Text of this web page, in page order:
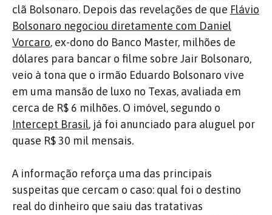
clã Bolsonaro. Depois das revelações de que Flávio
Bolsonaro negociou diretamente com Daniel
Vorcaro, ex-dono do Banco Master, milhões de
dólares para bancar o filme sobre Jair Bolsonaro,
veio à tona que o irmão Eduardo Bolsonaro vive
em uma mansão de luxo no Texas, avaliada em
cerca de R$ 6 milhões. O imóvel, segundo o
Intercept Brasil, já foi anunciado para aluguel por
quase R$ 30 mil mensais.
A informação reforça uma das principais
suspeitas que cercam o caso: qual foi o destino
real do dinheiro que saiu das tratativas